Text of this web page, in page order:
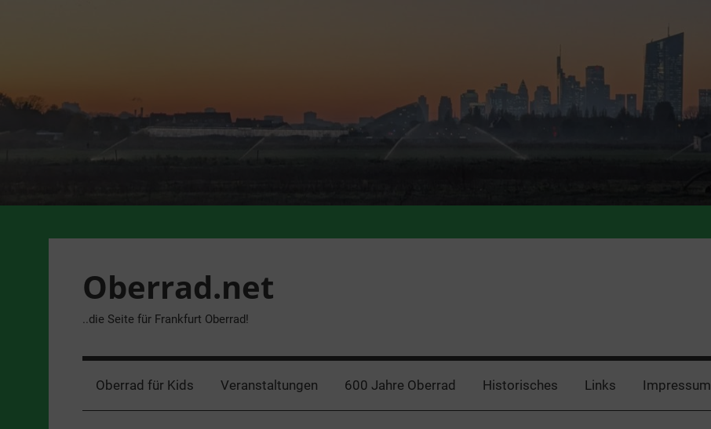
Oberrad.net
..die Seite für Frankfurt Oberrad!
Oberrad für Kids Veranstaltungen 600 Jahre Oberrad Historisches Links Impressum